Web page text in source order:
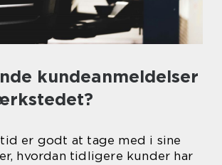
kundeanmeldelser
er godt at tage med i sine
hvordan tidligere kunder har